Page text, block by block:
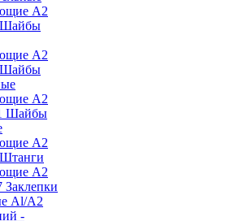
А2
Шайбы
А2
Шайбы
А2
Шайбы
А2
А2
Заклепки
Al/A2
-